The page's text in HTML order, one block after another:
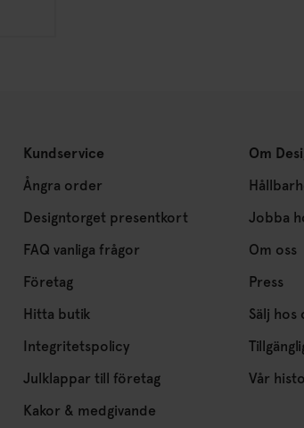
Kundservice
Ångra order
Designtorget presentkort
FAQ vanliga frågor
Företag
Hitta butik
Integritetspolicy
Julklappar till företag
Kakor & medgivande
Om
Jobba
Om oss
Press
Sälj hos
Vår